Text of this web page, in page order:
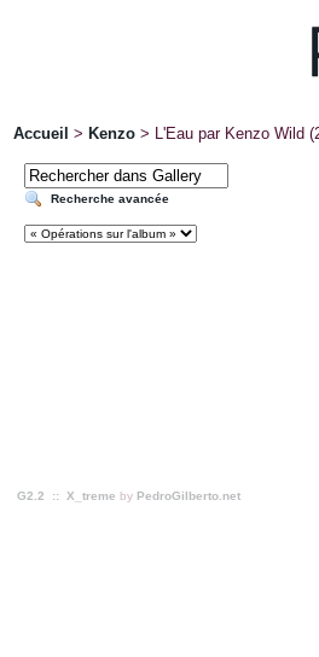
Accueil > Kenzo > L'Eau par Kenzo Wild
Recherche avancée
G2.2 :: X_treme by PedroGilberto.net